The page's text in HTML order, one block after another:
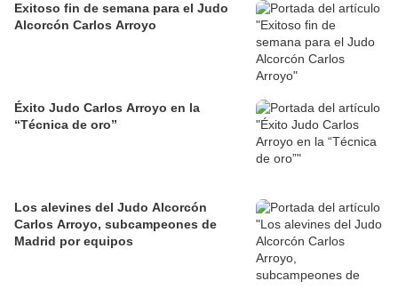
Exitoso fin de semana para el Judo
Alcorcón Carlos Arroyo
Éxito Judo Carlos Arroyo en la
“Técnica de oro”
Los alevines del Judo Alcorcón
Carlos Arroyo, subcampeones de
Madrid por equipos